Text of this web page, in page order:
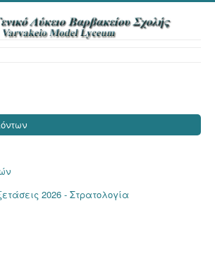
2026 - Στρατολογία